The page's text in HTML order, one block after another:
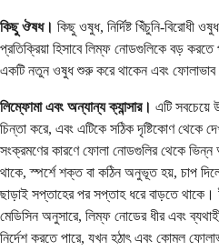
কিছু ঔষধ। কিছু ওষুধ, নির্দিষ্ট খিঁচুনি-বিরোধী
প্রতিক্রিয়া হিসাবে লিম্ফ নোডগুলিকে বড়
একটি নতুন ওষুধ শুরু করে থাকেন এবং
লিম্ফোমা এবং অন্যান্য ক্যান্সার। এটি সবচেয়ে
চিন্তা করে, এবং এটিকে সঠিক দৃষ্টিকোণ থেকে
সংক্রমণের কারণে ফোলা নোডগুলির থেকে
থাকে, স্পর্শে শক্ত বা কঠিন অনুভূত হয়, চাপ
ছাড়াই সপ্তাহের পর সপ্তাহ ধরে বাড়তে
মেডিসিন অনুসারে, লিম্ফ নোডের ধীর এবং
নির্দেশ করতে পারে, যখন হঠাৎ এবং কোমল